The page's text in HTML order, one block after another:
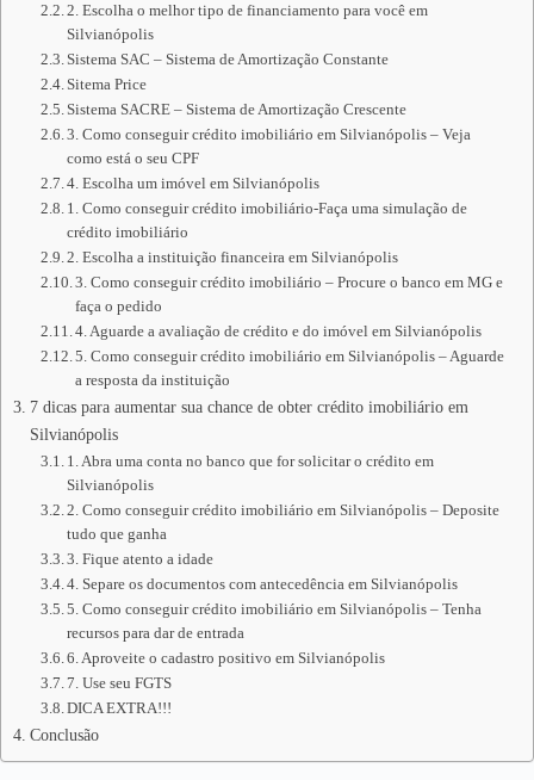
2. Escolha o melhor tipo de financiamento para você em
Silvianópolis
Sistema SAC – Sistema de Amortização Constante
Sitema Price
Sistema SACRE – Sistema de Amortização Crescente
3. Como conseguir crédito imobiliário em Silvianópolis – Veja
como está o seu CPF
4. Escolha um imóvel em Silvianópolis
1. Como conseguir crédito imobiliário-Faça uma simulação de
crédito imobiliário
2. Escolha a instituição financeira em Silvianópolis
3. Como conseguir crédito imobiliário – Procure o banco em MG e
faça o pedido
4. Aguarde a avaliação de crédito e do imóvel em Silvianópolis
5. Como conseguir crédito imobiliário em Silvianópolis – Aguarde
a resposta da instituição
7 dicas para aumentar sua chance de obter crédito imobiliário em
Silvianópolis
1. Abra uma conta no banco que for solicitar o crédito em
Silvianópolis
2. Como conseguir crédito imobiliário em Silvianópolis – Deposite
tudo que ganha
3. Fique atento a idade
4. Separe os documentos com antecedência em Silvianópolis
5. Como conseguir crédito imobiliário em Silvianópolis – Tenha
recursos para dar de entrada
6. Aproveite o cadastro positivo em Silvianópolis
7. Use seu FGTS
DICA EXTRA!!!
Conclusão